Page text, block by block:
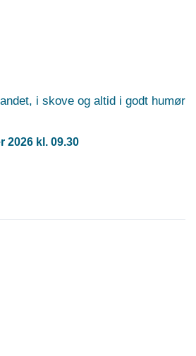
i skove og altid i godt humør
2026 kl. 09.30